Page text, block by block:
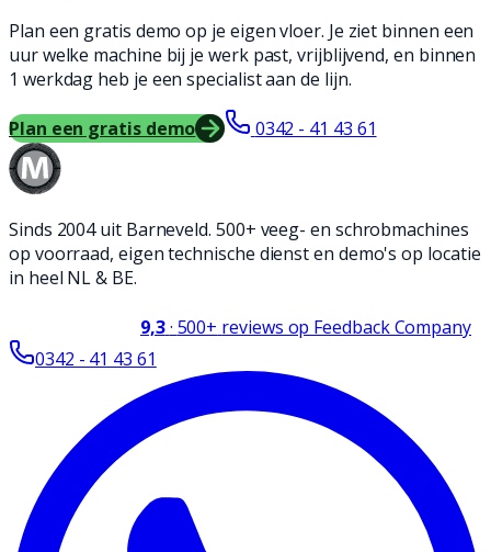
Plan een gratis demo op je eigen vloer. Je ziet binnen een
uur welke machine bij je werk past, vrijblijvend, en binnen
1 werkdag heb je een specialist aan de lijn.
Plan een gratis demo 0342 - 41 43 61
Sinds 2004 uit Barneveld. 500+ veeg- en schrobmachines
op voorraad, eigen technische dienst en demo's op locatie
in heel NL & BE.
9,3· 500+ reviews op Feedback Company
0342 - 41 43 61